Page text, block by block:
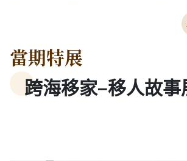
當期特展
跨海移家–移人故事